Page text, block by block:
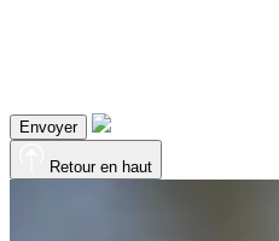
Envoyer
Retour en haut